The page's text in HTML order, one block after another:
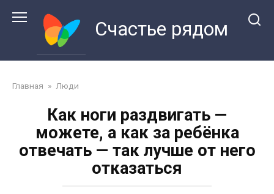
Счастье рядом
Главная » Люди
Как ноги раздвигать —
можете, а как за ребёнка
отвечать — так лучше от него
отказаться